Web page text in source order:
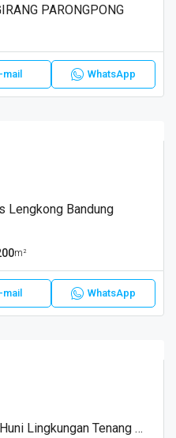
PARONGPONG
mail WhatsApp
Lengkong Bandung
m²
mail WhatsApp
Dijual Rumah Nyaman Siap Huni Lingkungan Tenang Dan Sejuk Royal View Residence Ciwaruga Bandung Barat Mediterania